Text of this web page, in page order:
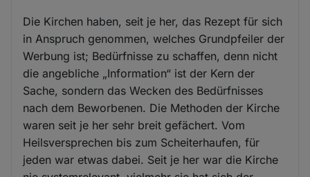
Die Kirchen haben, seit je her, das Rezept für sich
in Anspruch genommen, welches Grundpfeiler der
Werbung ist; Bedürfnisse zu schaffen, denn nicht
die angebliche „Information“ ist der Kern der
Sache, sondern das Wecken des Bedürfnisses
nach dem Beworbenen. Die Methoden der Kirche
waren seit je her sehr breit gefächert. Vom
Heilsversprechen bis zum Scheiterhaufen, für
jeden war etwas dabei. Seit je her war die Kirche